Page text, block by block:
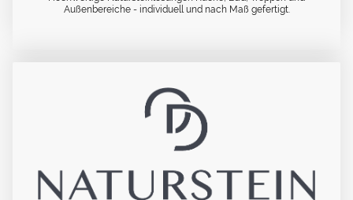
Außenbereiche - individuell und nach Maß gefertigt.